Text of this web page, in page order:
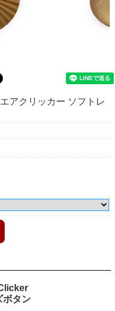
アクリッカー ソフトレ
ボタン